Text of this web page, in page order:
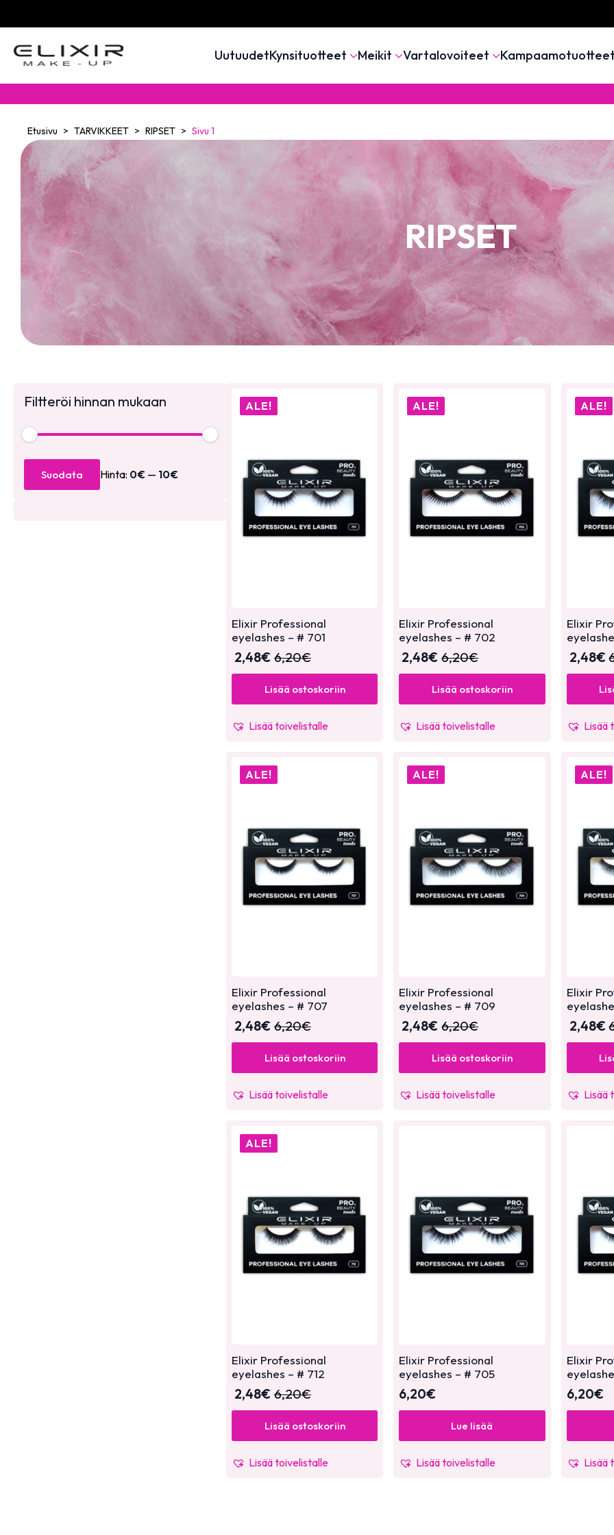
UutuudetKynsituotteet Meikit Vartalovoiteet
Etusivu TARVIKKEET RIPSET Sivu 1
RIPSET
Filtteröi hinnan mukaan
Minimihinta
Maksimihinta
Suodata Hinta: 0€ — 10€
ALE!
Elixir Professional
eyelashes – # 701
6,20€
2,48€
Lisää ostoskoriin
Lisää toivelistalle
ALE!
Elixir Professional
eyelashes – # 702
6,20€
2,48€
Lisää ostoskoriin
Lisää toivelistalle
ALE!
Elixir
2,48€
Lisää
ALE!
Elixir Professional
eyelashes – # 707
6,20€
2,48€
Lisää ostoskoriin
Lisää toivelistalle
ALE!
Elixir Professional
eyelashes – # 709
6,20€
2,48€
Lisää ostoskoriin
Lisää toivelistalle
ALE!
Elixir
2,48€
Lisää
ALE!
Elixir Professional
eyelashes – # 712
6,20€
2,48€
Lisää ostoskoriin
Lisää toivelistalle
Elixir Professional
eyelashes – # 705
6,20€
Lue lisää
Lisää toivelistalle
Elixir
6,20€
Lisää